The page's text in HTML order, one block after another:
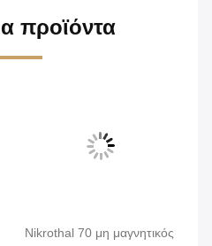
προϊόντα
Nikrothal 70 μη μαγνητικός